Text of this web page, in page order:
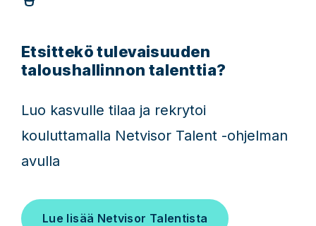
Etsittekö tulevaisuuden
taloushallinnon talenttia?
Luo kasvulle tilaa ja rekrytoi
kouluttamalla Netvisor Talent -ohjelman
avulla
Lue lisää Netvisor Talentista